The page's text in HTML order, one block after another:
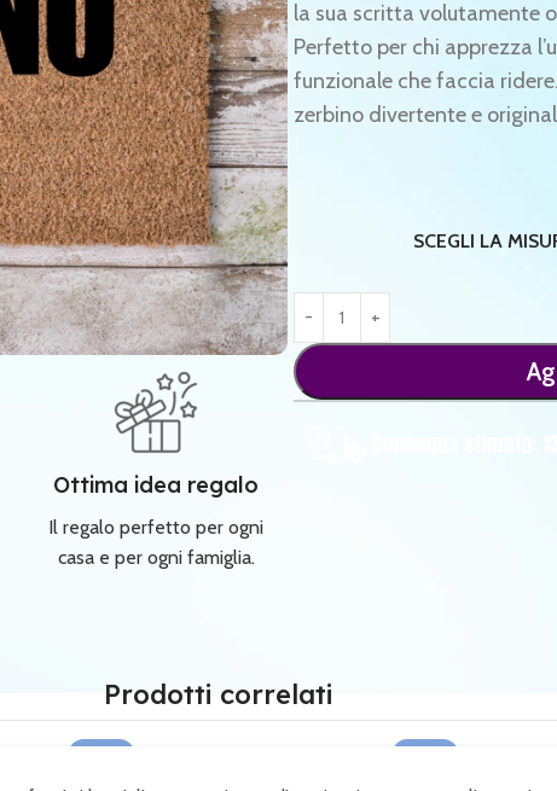
Ottima idea regalo
Il regalo perfetto per ogni
casa e per ogni famiglia.
la sua scritta volutamente
Perfetto per chi apprezza
funzionale che faccia
zerbino divertente e
SCEGLI LA
Prodotti correlati
Vieni Dentro